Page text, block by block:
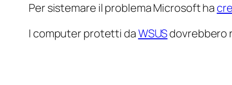
Per sistemare il problema Microsoft ha
I computer protetti daWSUSdovrebbero